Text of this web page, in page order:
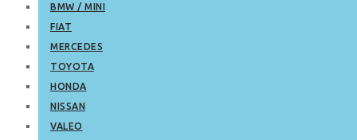
BMW / MINI
FIAT
MERCEDES
TOYOTA
HONDA
NISSAN
VALEO